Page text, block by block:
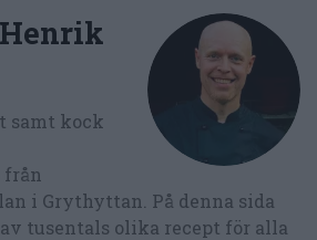
Henrik
samt kock
i Grythyttan. På denna sida
tusentals olika recept för alla